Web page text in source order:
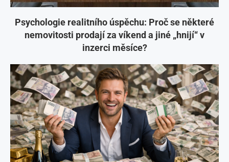
Psychologie realitního úspěchu: Proč se některé
nemovitosti prodají za víkend a jiné „hnijí“ v
inzerci měsíce?